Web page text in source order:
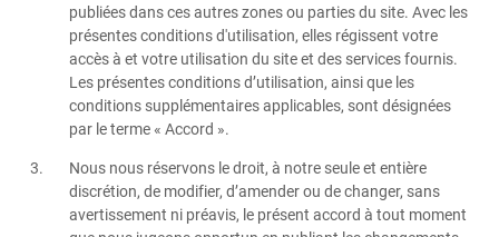
publiées dans ces autres zones ou parties du site. Avec les
présentes conditions d'utilisation, elles régissent votre
accès à et votre utilisation du site et des services fournis.
Les présentes conditions d’utilisation, ainsi que les
conditions supplémentaires applicables, sont désignées
par le terme « Accord ».
Nous nous réservons le droit, à notre seule et entière
discrétion, de modifier, d’amender ou de changer, sans
avertissement ni préavis, le présent accord à tout moment